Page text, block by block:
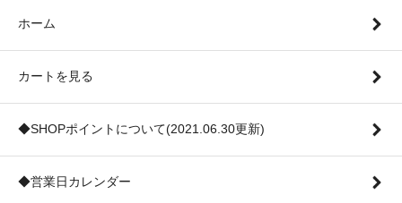
ホーム
カートを見る
◆SHOPポイントについて(2021.06.30更新)
◆営業日カレンダー